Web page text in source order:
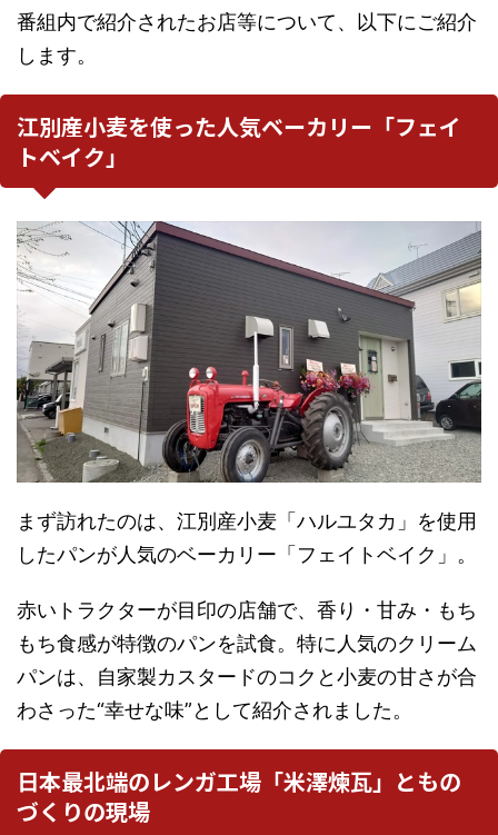
番組内で紹介されたお店等について、以下にご紹介
します。
江別産小麦を使った人気ベーカリー「フェイ
トベイク」
まず訪れたのは、江別産小麦「ハルユタカ」を使用
したパンが人気のベーカリー「フェイトベイク」。
赤いトラクターが目印の店舗で、香り・甘み・もち
もち食感が特徴のパンを試食。特に人気のクリーム
パンは、自家製カスタードのコクと小麦の甘さが合
わさった“幸せな味”として紹介されました。
日本最北端のレンガ工場「米澤煉瓦」ともの
づくりの現場